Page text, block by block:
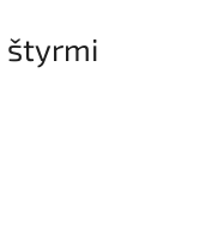
štyrmi